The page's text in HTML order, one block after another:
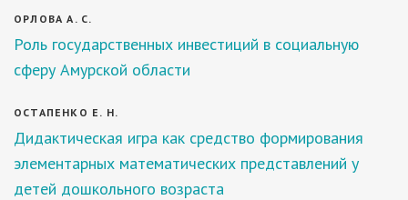
ОРЛОВА А. С.
Роль государственных инвестиций в социальную
сферу Амурской области
ОСТАПЕНКО Е. Н.
Дидактическая игра как средство формирования
элементарных математических представлений у
детей дошкольного возраста